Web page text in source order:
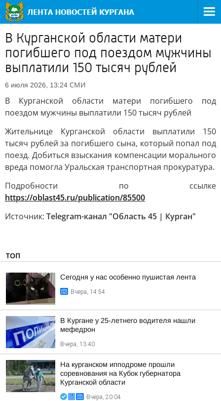
В Курганской области матери
погибшего под поездом мужчины
выплатили 150 тысяч рублей
6 июля 2026, 13:24 СМИ
В Курганской области матери погибшего под
поездом мужчины выплатили 150 тысяч рублей
Жительнице Курганской области выплатили 150
тысяч рублей за погибшего сына, который попал под
поезд. Добиться взыскания компенсации морального
вреда помогла Уральская транспортная прокуратура.
Подробности по ссылке
https://oblast45.ru/publication/85500
Источник: Telegram-канал "Область 45 | Курган"
ТОП
Сегодня у нас особенно пушистая лента
Вчера, 14:54
В Кургане у 25-летнего водителя нашли
мефедрон
Вчера, 13:40
На курганском ипподроме прошли
соревнования на Кубок губернатора
Курганской области
Вчера, 20:04